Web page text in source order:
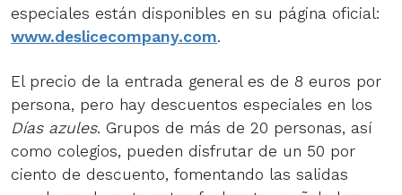
especiales están disponibles en su página oficial:
www.deslicecompany.com.
El precio de la entrada general es de 8 euros por
persona, pero hay descuentos especiales en los
Días azules. Grupos de más de 20 personas, así
como colegios, pueden disfrutar de un 50 por
ciento de descuento, fomentando las salidas